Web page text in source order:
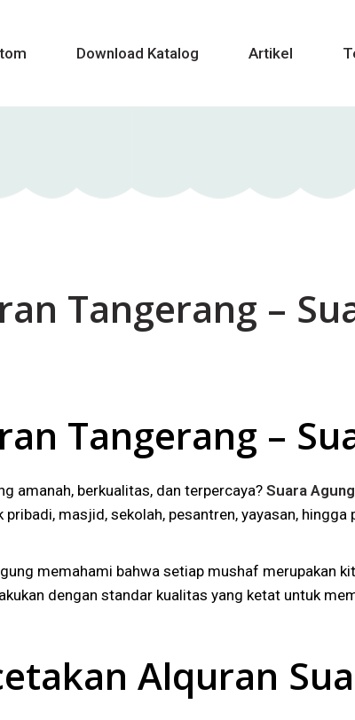
Download Katalog Artikel
Tangerang –
Tangerang –
amanah, berkualitas, dan terpercaya?Suara Agung
masjid, sekolah, pesantren, yayasan,
memahami bahwa setiap mushaf merupakan
dengan standar kualitas yang ketat untuk
Alquran